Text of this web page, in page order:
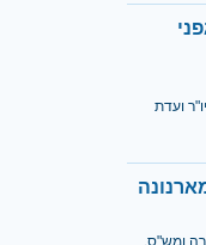
ועדת
ומש"ס.